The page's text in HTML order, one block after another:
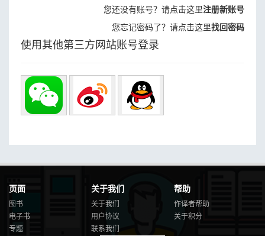
您还没有账号？请点击这里注册新账号
您忘记密码了？请点击这里找回密码
使用其他第三方网站账号登录
页面
图书
电子书
专题
关于我们
关于我们
用户协议
联系我们
帮助
作译者帮助
关于积分